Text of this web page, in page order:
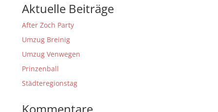
Aktuelle Beiträge
After Zoch Party
Umzug Breinig
Umzug Venwegen
Prinzenball
Städteregionstag